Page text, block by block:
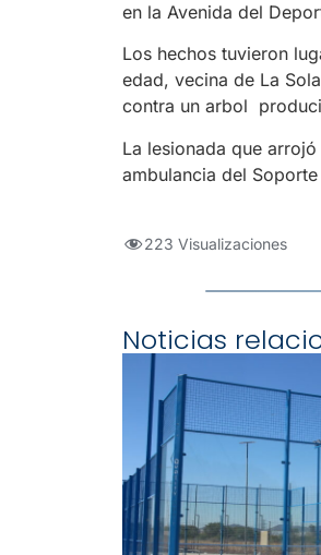
en la Avenida del
Los hechos tuvieron
edad, vecina de La
contra un arbol
La lesionada que
ambulancia del
223 Visualizaciones
Noticias